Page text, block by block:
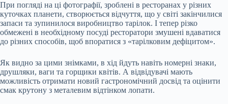
При погляді на ці фотографії, зроблені в ресторанах у різних
куточках планети, створюється відчуття, що у світі закінчилися
запаси та зупинилося виробництво тарілок. І тепер різко
обмежені в необхідному посуді ресторатори змушені вдаватися
до різних способів, щоб впоратися з «тарілковим дефіцитом».
Як видно за цими знімками, в хід йдуть навіть номерні знаки,
друшляки, ваги та горщики квітів. А відвідувачі мають
можливість отримати новий гастрономічний досвід та оцінити
смак крутону з металевим відтінком лопати.